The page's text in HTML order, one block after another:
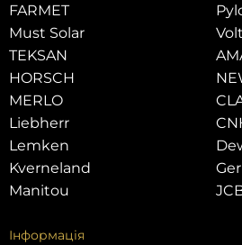
FARMET
Must Solar
TEKSAN
HORSCH
MERLO
Liebherr
Lemken
Kverneland
Manitou
Інформація